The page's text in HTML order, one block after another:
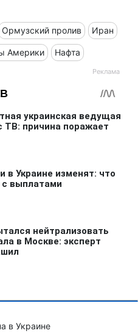
Ормузский пролив Иран
Америки Нафта
в Украине